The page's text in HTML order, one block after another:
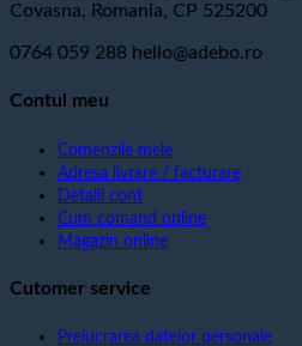
Covasna, Romania, CP 525200
0764 059 288 hello@adebo.ro
Contul meu
Comenzile mele
Adresa livrare / facturare
Detalii cont
Cum comand online
Magazin online
Cutomer service
Prelucrarea datelor personale